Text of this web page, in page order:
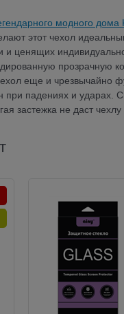
модного дома
этот чехол
ценящих
прозрачную
еще и
при падениях и ударах.
застежка не даст